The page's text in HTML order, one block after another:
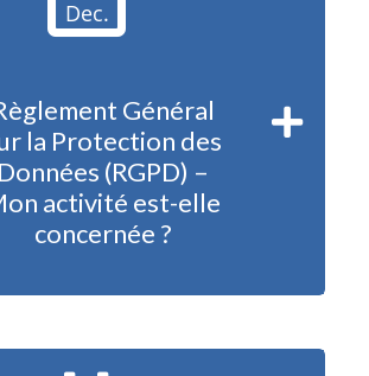
Dec.
Général
la Protection des
Données (RGPD) –
activité est-elle
concernée ?